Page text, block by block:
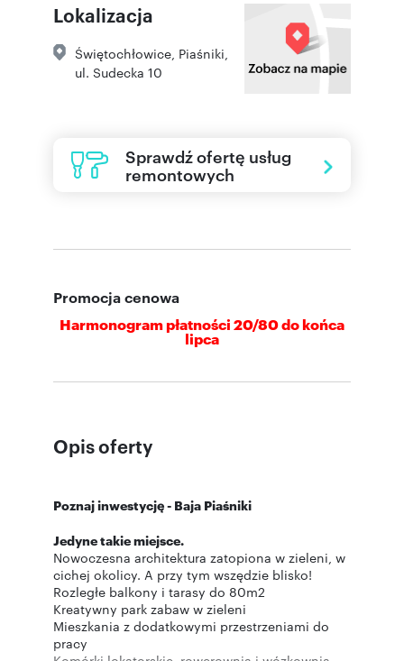
Lokalizacja
Świętochłowice Piaśniki
ul. Sudecka 10
Sprawdź ofertę usług
remontowych
Promocja cenowa
Harmonogram płatności 20/80 do końca
lipca
Opis oferty
Poznaj inwestycję - Baja Piaśniki
Jedyne takie miejsce.
Nowoczesna architektura zatopiona w zieleni, w
cichej okolicy. A przy tym wszędzie blisko!
Rozległe balkony i tarasy do 80m2
Kreatywny park zabaw w zieleni
Mieszkania z dodatkowymi przestrzeniami do
pracy